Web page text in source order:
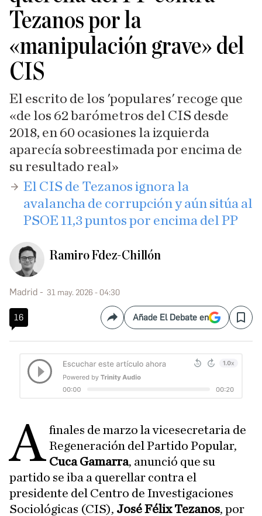
Tezanos por la
«manipulación grave» del
CIS
El escrito de los 'populares' recoge que
«de los 62 barómetros del CIS desde
2018, en 60 ocasiones la izquierda
aparecía sobreestimada por encima de
su resultado real»
​El CIS de Tezanos ignora la
avalancha de corrupción y aún sitúa al
PSOE 11,3 puntos por encima del PP
Ramiro Fdez-Chillón
Madrid 31 may. 2026 - 04:30
16 CompartirAñade El Debate en Save
A finales de marzo la vicesecretaria de
Regeneración del Partido Popular,
Cuca Gamarra, anunció que su
partido se iba a querellar contra el
presidente del Centro de Investigaciones
Sociológicas (CIS), José Félix Tezanos, por